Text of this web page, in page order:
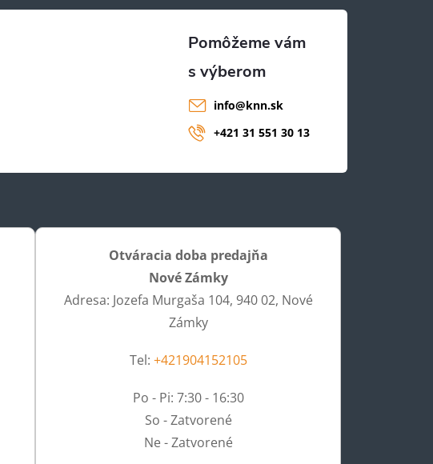
info@knn.sk
+421 31 551 30 13
Otváracia doba predajňa
Nové Zámky
Adresa: Jozefa Murgaša 104, 940 02, Nové
Zámky
Tel: +421904152105
Po - Pi: 7:30 - 16:30
So - Zatvorené
Ne - Zatvorené